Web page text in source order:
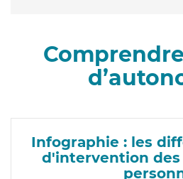
Infographie : les
d'intervention des